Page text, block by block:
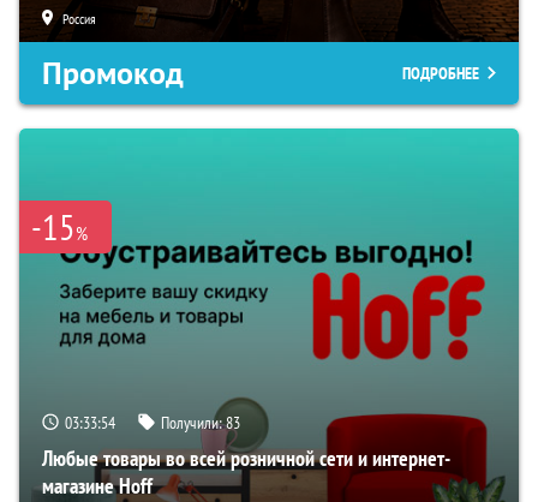
Россия
Промокод ПОДРОБНЕЕ
-15%
03:33:53 Получили:83
Любые товары во всей розничной сети и интернет-
магазине Hoff